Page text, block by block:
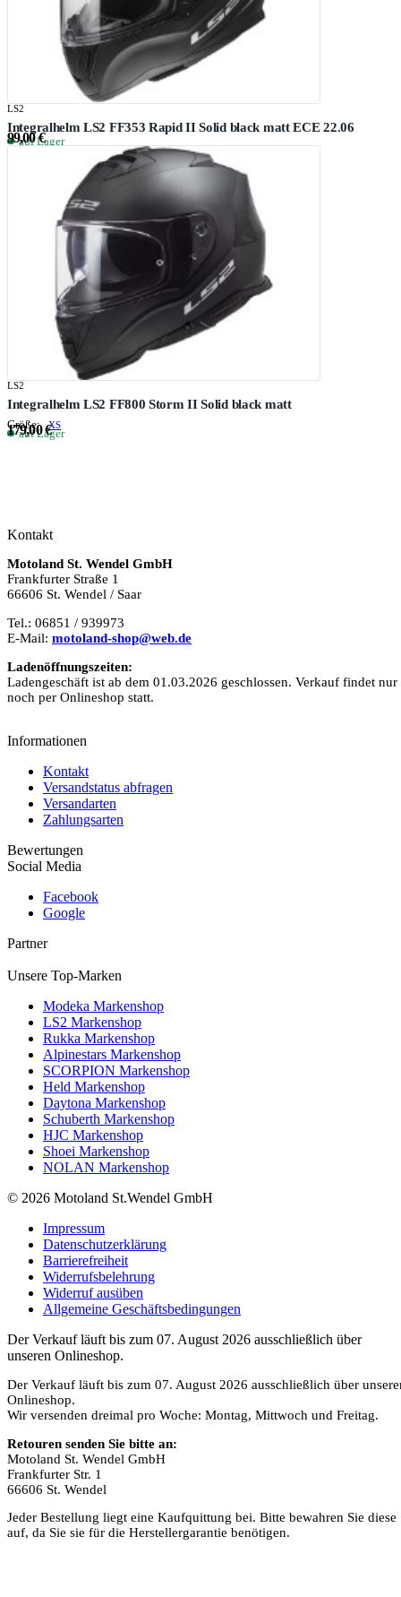
LS2
Integralhelm LS2 FF353 Rapid II Solid black matt ECE 22.06
auf Lager
99,00 €
LS2
Integralhelm LS2 FF800 Storm II Solid black matt
Größe: XS
auf Lager
179,00 €
Kontakt
Motoland St. Wendel GmbH
Frankfurter Straße 1
66606 St. Wendel / Saar
Tel.: 06851 / 939973
E-Mail: motoland-shop@web.de
Ladenöffnungszeiten:
Ladengeschäft ist ab dem 01.03.2026 geschlossen. Verkauf findet nur
noch per Onlineshop statt.
Informationen
Kontakt
Versandstatus abfragen
Versandarten
Zahlungsarten
Bewertungen
Social Media
Facebook
Google
Partner
Unsere Top-Marken
Modeka Markenshop
LS2 Markenshop
Rukka Markenshop
Alpinestars Markenshop
SCORPION Markenshop
Held Markenshop
Daytona Markenshop
Schuberth Markenshop
HJC Markenshop
Shoei Markenshop
NOLAN Markenshop
© 2026 Motoland St.Wendel GmbH
Impressum
Datenschutzerklärung
Barrierefreiheit
Widerrufsbelehrung
Widerruf ausüben
Allgemeine Geschäftsbedingungen
Der Verkauf läuft bis zum 07. August 2026 ausschließlich über
unseren Onlineshop.
Der Verkauf läuft bis zum 07. August 2026 ausschließlich über
Onlineshop.
Wir versenden dreimal pro Woche: Montag, Mittwoch und Freitag.
Retouren senden Sie bitte an:
Motoland St. Wendel GmbH
Frankfurter Str. 1
66606 St. Wendel
Jeder Bestellung liegt eine Kaufquittung bei. Bitte bewahren Sie diese
auf, da Sie sie für die Herstellergarantie benötigen.